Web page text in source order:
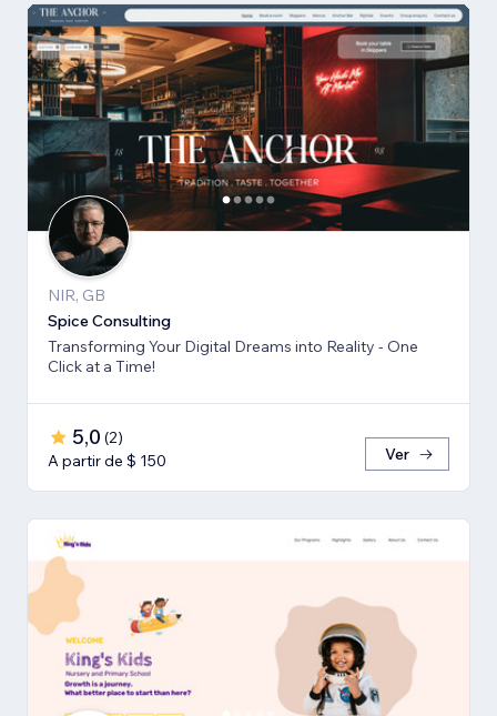
NIR, GB
Spice Consulting
Transforming Your Digital Dreams into Reality - One
Click at a Time!
5,0 (2)
A partir de $ 150
Ver